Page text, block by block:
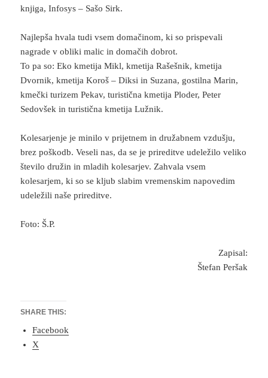
knjiga, Infosys – Sašo Sirk.
Najlepša hvala tudi vsem domačinom, ki so prispevali
nagrade v obliki malic in domačih dobrot.
To pa so: Eko kmetija Mikl, kmetija Rašešnik, kmetija
Dvornik, kmetija Koroš – Diksi in Suzana, gostilna Marin,
kmečki turizem Pekav, turistična kmetija Ploder, Peter
Sedovšek in turistična kmetija Lužnik.
Kolesarjenje je minilo v prijetnem in družabnem vzdušju,
brez poškodb. Veseli nas, da se je prireditve udeležilo veliko
število družin in mladih kolesarjev. Zahvala vsem
kolesarjem, ki so se kljub slabim vremenskim napovedim
udeležili naše prireditve.
Foto: Š.P.
Zapisal:
Štefan Peršak
SHARE THIS:
Facebook
X